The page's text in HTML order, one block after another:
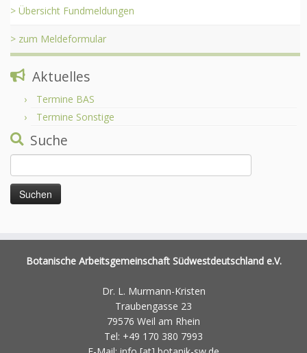
> Übersicht Fundmeldungen
> zum Meldeformular
Aktuelles
Termine BAS
Termine Sonstige
Suche
Suchen
nach:
Botanische Arbeitsgemeinschaft Südwestdeutschland e.V.
Dr. L. Murmann-Kristen
Traubengasse 23
79576 Weil am Rhein
Tel: +49 170 380 7993